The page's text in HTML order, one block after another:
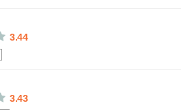
3.44
3.43